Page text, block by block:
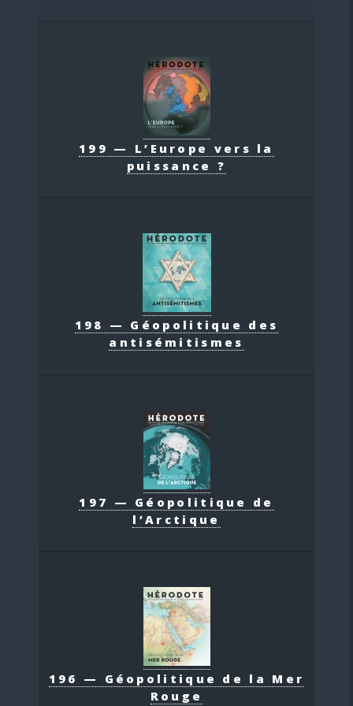
199 — L’Europe vers la
puissance ?
198 — Géopolitique des
antisémitismes
197 — Géopolitique de
l’Arctique
196 — Géopolitique de la Mer
Rouge